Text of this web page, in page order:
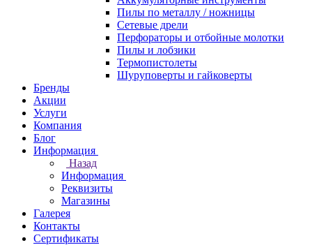
Пилы по металлу / ножницы
Сетевые дрели
Перфораторы и отбойные молотки
Пилы и лобзики
Термопистолеты
Шуруповерты и гайковерты
Бренды
Акции
Услуги
Компания
Блог
Информация
Назад
Информация
Реквизиты
Магазины
Галерея
Контакты
Сертификаты